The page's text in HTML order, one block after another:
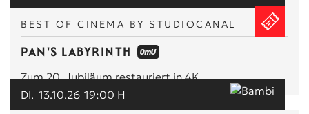
BEST OF CINEMA BY STUDIOCANAL
PAN'S LABYRINTH
Zum 20. Jubiläum restauriert in 4K
DI. 13.10.26 19:00 H